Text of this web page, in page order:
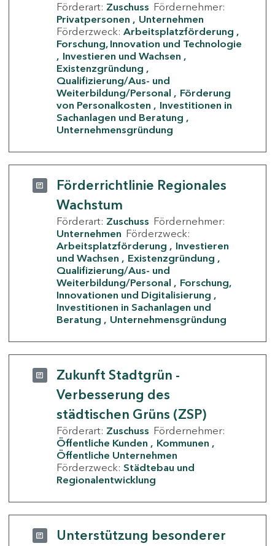
Förderart: Zuschuss Fördernehmer:
Privatpersonen
Unternehmen
Förderzweck: Arbeitsplatzförderung
Forschung, Innovation und Technologie
Investieren und Wachsen
Existenzgründung
Qualifizierung/Aus- und
Weiterbildung/Personal
Förderung
von Personalkosten
Investitionen in
Sachanlagen und Beratung
Unternehmensgründung
Förderrichtlinie Regionales
Wachstum
Förderart: Zuschuss Fördernehmer:
Unternehmen Förderzweck:
Arbeitsplatzförderung
Investieren
und Wachsen
Existenzgründung
Qualifizierung/Aus- und
Weiterbildung/Personal
Forschung,
Innovationen und Digitalisierung
Investitionen in Sachanlagen und
Beratung
Unternehmensgründung
Zukunft Stadtgrün -
Verbesserung des
städtischen Grüns (ZSP)
Förderart: Zuschuss Fördernehmer:
Öffentliche Kunden
Kommunen
Öffentliche Unternehmen
Förderzweck: Städtebau und
Regionalentwicklung
Unterstützung besonderer